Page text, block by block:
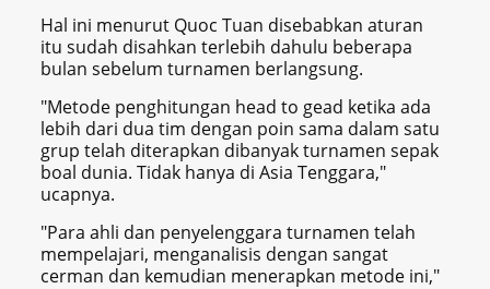
Hal ini menurut Quoc Tuan disebabkan aturan
itu sudah disahkan terlebih dahulu beberapa
bulan sebelum turnamen berlangsung.
"Metode penghitungan head to gead ketika ada
lebih dari dua tim dengan poin sama dalam satu
grup telah diterapkan dibanyak turnamen sepak
boal dunia. Tidak hanya di Asia Tenggara,"
ucapnya.
"Para ahli dan penyelenggara turnamen telah
mempelajari, menganalisis dengan sangat
cerman dan kemudian menerapkan metode ini,"